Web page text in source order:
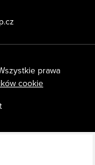
prawa
cookie